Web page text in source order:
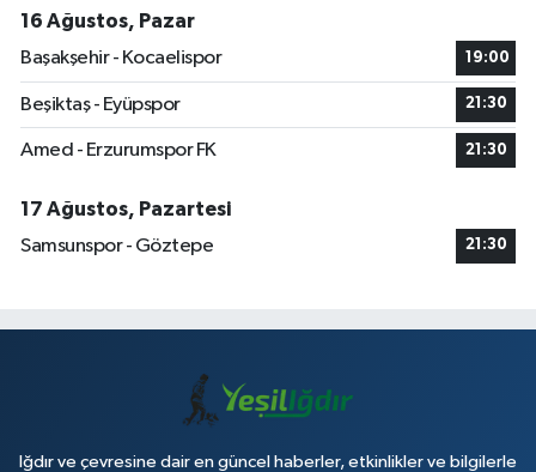
16 Ağustos, Pazar
Başakşehir - Kocaelispor
19:00
Beşiktaş - Eyüpspor 21:30
Amed - Erzurumspor FK 21:30
17 Ağustos, Pazartesi
Samsunspor - Göztepe
21:30
Iğdır ve çevresine dair en güncel haberler, etkinlikler ve bilgilerle